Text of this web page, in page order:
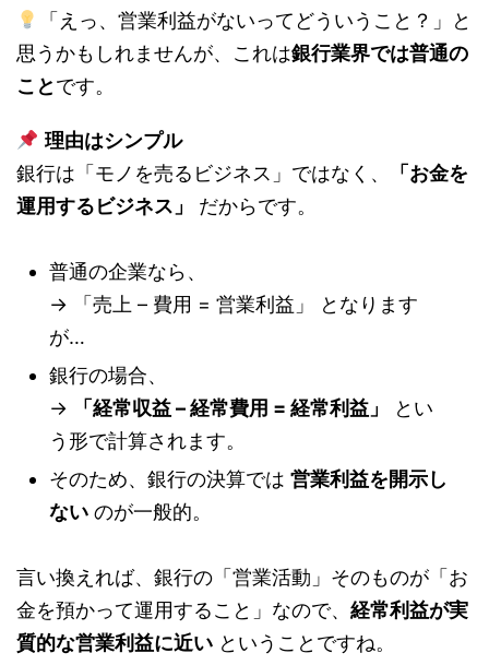
「えっ、営業利益がないってどういうこと？」と
思うかもしれませんが、これは銀行業界では普通の
ことです。
理由はシンプル
銀行は「モノを売るビジネス」ではなく、
「お金を
運用するビジネス」
だからです。
普通の企業なら、
→ 「売上 – 費用 = 営業利益」 となります
が…
銀行の場合、
→
「経常収益 – 経常費用 = 経常利益」
とい
う形で計算されます。
そのため、銀行の決算では 営業利益を開示し
ない のが一般的。
言い換えれば、銀行の「営業活動」そのものが「お
金を預かって運用すること」なので、 経常利益が実
質的な営業利益に近い ということですね。